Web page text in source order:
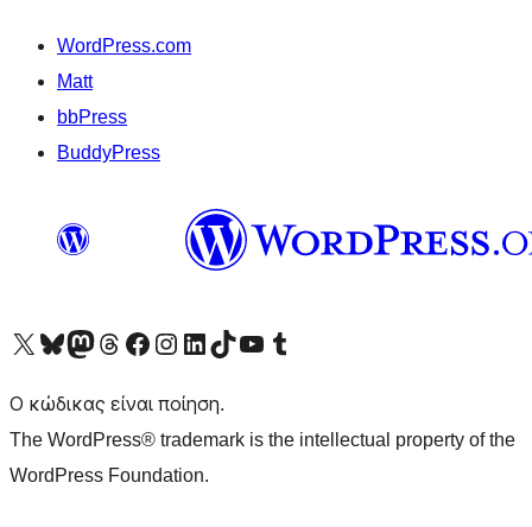
WordPress.com
Matt
bbPress
BuddyPress
Visit our X (formerly Twitter) account
Visit our Bluesky account
Επισκεφθείτε τον λογαριασμό μας στο Mastodon
Visit our Threads account
Επισκεφτείτε τη σελίδα μας στο Facebook
Επισκεφθείτε τον λογαριασμό μας Instagram
Επισκεφθείτε τον λογαριασμό μας LinkedIn
Visit our TikTok account
Visit our YouTube channel
Visit our Tumblr account
Ο κώδικας είναι ποίηση.
The WordPress® trademark is the intellectual property of the
WordPress Foundation.